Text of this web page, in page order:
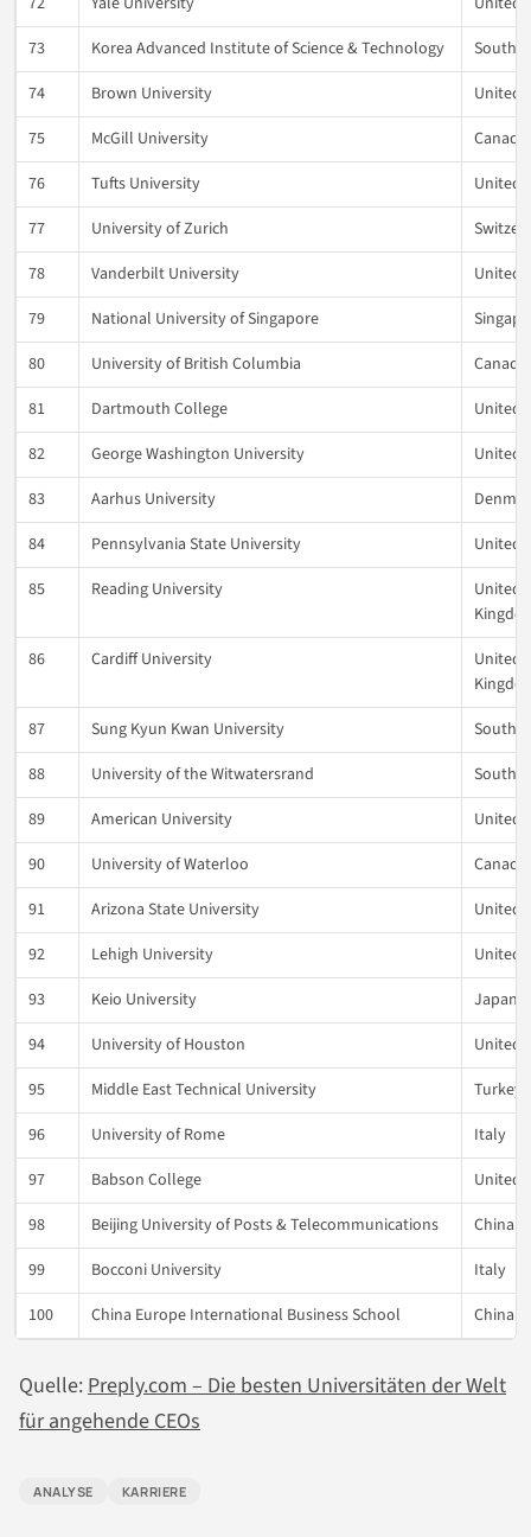
73
Korea Advanced Institute of Science & Technology
South
74
Brown University
United
75
McGill University
Canada
76
Tufts University
United
77
University of Zurich
78
Vanderbilt University
United
79
National University of Singapore
80
University of British Columbia
Canada
81
Dartmouth College
United
82
George Washington University
United
83
Aarhus University
84
Pennsylvania State University
United
85
Reading University
United
86
Cardiff University
United
87
Sung Kyun Kwan University
South
88
University of the Witwatersrand
South
89
American University
United
90
University of Waterloo
Canada
91
Arizona State University
United
92
Lehigh University
United
93
Keio University
Japan
94
University of Houston
United
95
Middle East Technical University
Turkey
96
University of Rome
Italy
97
Babson College
United
98
Beijing University of Posts & Telecommunications
China
99
Bocconi University
Italy
100
China Europe International Business School China
Quelle:Preply.com – Die besten Universitäten der Welt
für angehende CEOs
ANALYSE KARRIERE